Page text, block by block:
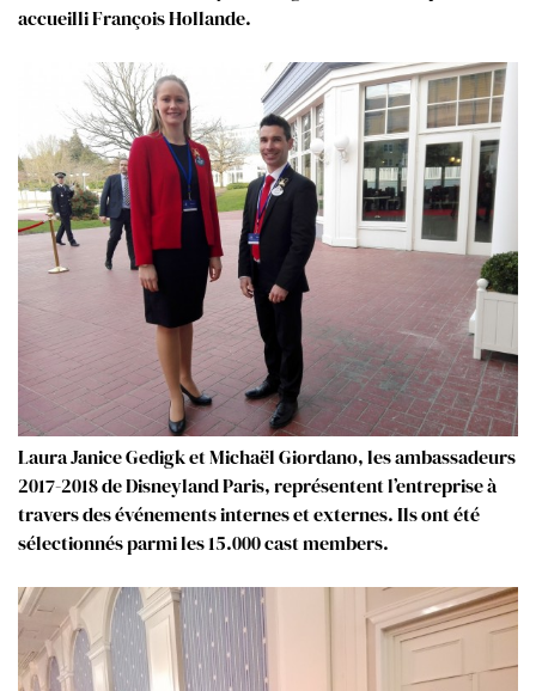
accueilli François Hollande.
Laura Janice Gedigk et Michaël Giordano, les ambassadeurs
2017-2018 de Disneyland Paris, représentent l’entreprise à
travers des événements internes et externes. Ils ont été
sélectionnés parmi les 15.000 cast members.